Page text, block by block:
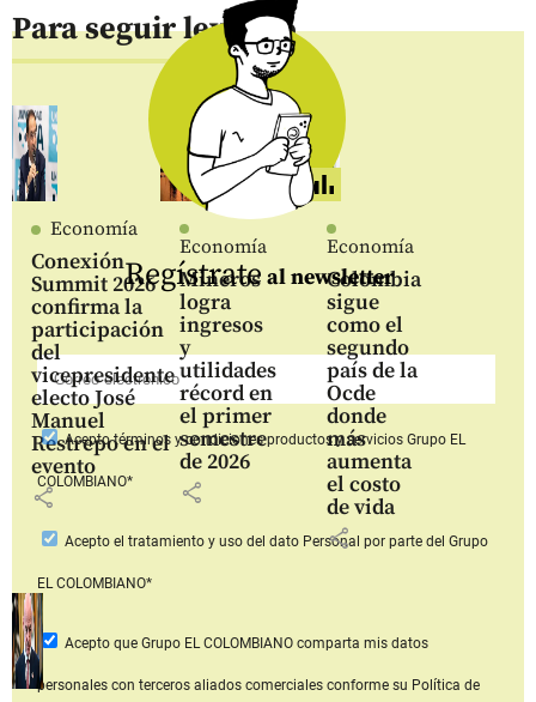
Para seguir leyendo
Economía
Conexión
Summit 2026
confirma la
participación
del
vicepresidente
electo José
Manuel
Restrepo en el
evento
share
Economía
Mineros
logra
ingresos
y
utilidades
récord en
el primer
semestre
de 2026
share
Economía
Colombia
sigue
como el
segundo
país de la
Ocde
donde
más
aumenta
el costo
de vida
share
Regístrate al newsletter
Aceptotérminos y condiciones productos y serviciosGrupo EL
COLOMBIANO*
Acepto el tratamiento y uso del dato Personal por parte del Grupo
EL COLOMBIANO*
Acepto que Grupo EL COLOMBIANOcomparta mis datos
personales con terceros aliados comerciales conforme su Política de